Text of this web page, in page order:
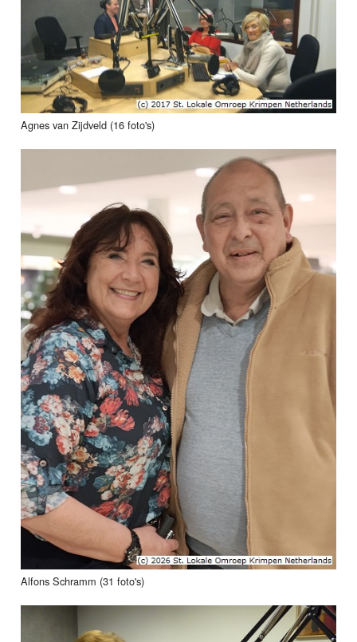
Agnes van Zijdveld (16 foto's)
Alfons Schramm (31 foto's)